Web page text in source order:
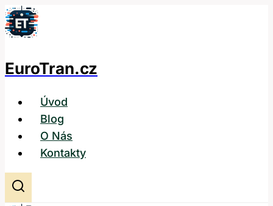
Přeskočit
na
EuroTran.cz
Úvod
Blog
O Nás
Kontakty